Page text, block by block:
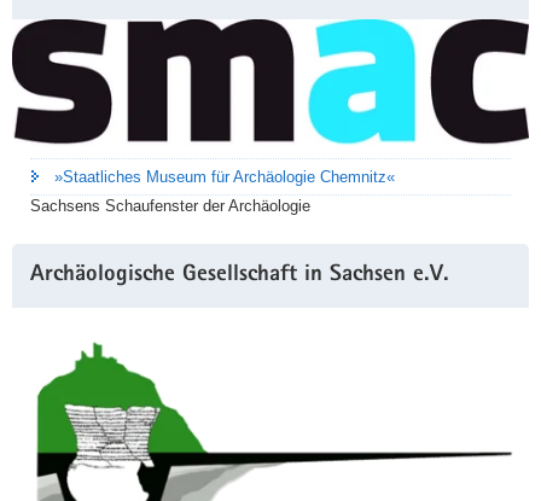
»Staatliches Museum für Archäologie Chemnitz«
Sachsens Schaufenster der Archäologie
Archäologische Gesellschaft in Sachsen e.V.